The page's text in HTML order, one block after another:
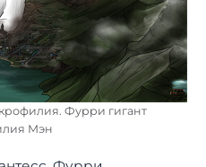
Фурри гигант
Мэн